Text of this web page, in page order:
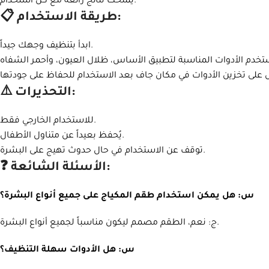
📋 طريقة الاستخدام:
ابدأ بتنظيف وجهك جيداً.
⚠️ التحذيرات:
للاستخدام الخارجي فقط.
يُحفظ بعيداً عن متناول الأطفال.
توقف عن الاستخدام في حال حدوث تهيج على البشرة.
❓ الأسئلة الشائعة:
س: هل يمكن استخدام طقم المكياج على جميع أنواع البشرة؟
ج: نعم، الطقم مصمم ليكون مناسباً لجميع أنواع البشرة.
س: هل الأدوات سهلة التنظيف؟
Instagram